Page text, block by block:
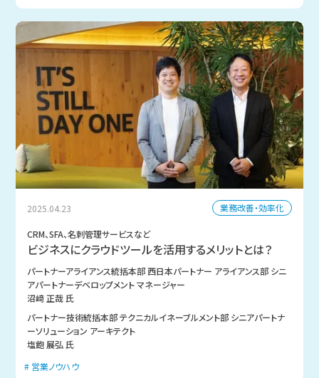
2025.04.23 業務改善・効率化
CRM、SFA、名刺管理サービスなど
ビジネスにクラウドツールを活用するメリットとは？
パートナーアライアンス統括本部 西日本パートナー アライアンス部 シニ
アパートナーデベロップメント マネージャー
沼﨑 正哉 氏
パートナー技術統括本部 テクニカルイネーブルメント部 シニアパートナ
ーソリューション アーキテクト
塩飽 展弘 氏
営業ノウハウ